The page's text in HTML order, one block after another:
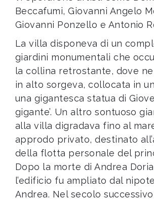
Beccafumi, Giovanni Angelo
Giovanni Ponzello e Antonio
La villa disponeva di un
giardini monumentali che
la collina retrostante, dove
in alto sorgeva, collocata in
una gigantesca statua di
gigante’. Un altro sontuoso
alla villa digradava fino al
approdo privato, destinato
della flotta personale del
Dopo la morte di Andrea Doria
l’edificio fu ampliato dal
Andrea. Nel secolo